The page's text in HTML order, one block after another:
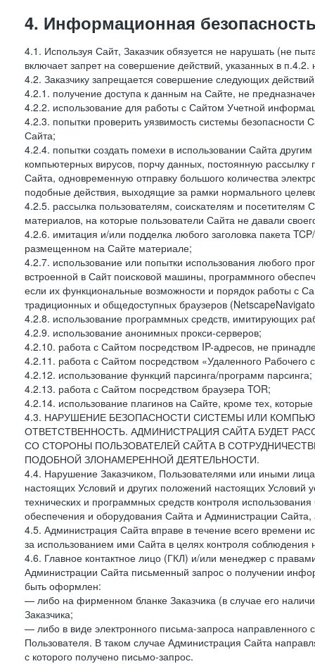
4. Информационная
4.1. Используя Сайт, Заказчик обязуется не нарушать (не
включает запрет на совершение действий, указанных в
4.2. Заказчику запрещается совершение следующих
4.2.1. получение доступа к данным на Сайте, не
4.2.2. использование для работы с Сайтом Учетной
4.2.3. попытки проверить уязвимость системы
Сайта;
4.2.4. попытки создать помехи в использовании Сайта
компьютерных вирусов, порчу данных, постоянную
Сайта, одновременную отправку большого количества
подобные действия, выходящие за рамки нормального
4.2.5. рассылка пользователям, соискателям и
материалов, на которые пользователи Сайта не давали
4.2.6. имитация и/или подделка любого заголовка пакета
размещенном на Сайте материале;
4.2.7. использование или попытки использования любого
встроенной в Сайт поисковой машины, программного
если их функциональные возможности и порядок работы с
традиционных и общедоступных браузеров
4.2.8. использование программных средств, имитирующих
4.2.9. использование анонимных прокси-серверов;
4.2.10. работа с Сайтом посредством IP-адресов, не
4.2.11. работа с Сайтом посредством «Удаленного Рабочего
4.2.12. использование функций парсинга/программ парсинга;
4.2.13. работа с Сайтом посредством браузера TOR;
4.2.14. использование плагинов на Сайте, кроме тех,
4.3. НАРУШЕНИЕ БЕЗОПАСНОСТИ СИСТЕМЫ ИЛИ
ОТВЕТСТВЕННОСТЬ. АДМИНИСТРАЦИЯ САЙТА БУДЕТ
СО СТОРОНЫ ПОЛЬЗОВАТЕЛЕЙ САЙТА В
ПОДОБНОЙ ЗЛОНАМЕРЕННОЙ ДЕЯТЕЛЬНОСТИ.
4.4. Нарушение Заказчиком, Пользователями или иными
настоящих Условий и других положений настоящих Условий
технических и программных средств контроля
обеспечения и оборудования Сайта и Администрации
4.5. Администрация Сайта вправе в течение всего времени
за использованием ими Сайта в целях контроля
4.6. Главное контактное лицо (ГКЛ) и/или менеджер с
Администрации Сайта письменный запрос о получении
быть оформлен:
— либо на фирменном бланке Заказчика (в случае его
Заказчика;
— либо в виде электронного письма-запроса направленного
Пользователя. В таком случае Администрация Сайта
с которого получено письмо-запрос.